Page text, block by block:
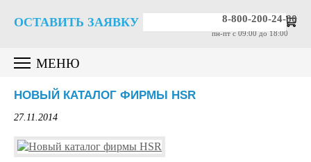
8-800-200-24-80
пн-пт c 09:00 до 18:00
ОСТАВИТЬ ЗАЯВКУ
МЕНЮ
НОВЫЙ КАТАЛОГ ФИРМЫ HSR
27.11.2014